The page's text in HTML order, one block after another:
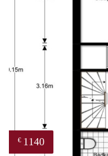
€ 1140